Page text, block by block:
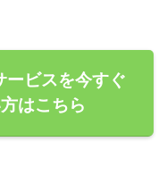
ビスを今すぐ
はこちら